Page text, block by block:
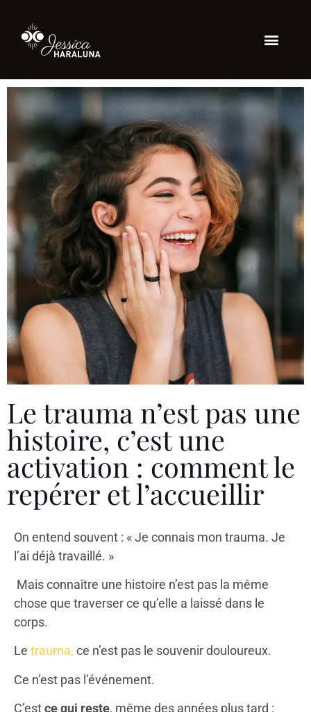
Le trauma n’est pas une
histoire, c’est une
activation : comment le
repérer et l’accueillir
On entend souvent : « Je connais mon trauma. Je
l’ai déjà travaillé. »
Mais connaître une histoire n’est pas la même
chose que traverser ce qu’elle a laissé dans le
corps.
Le trauma, ce n’est pas le souvenir douloureux.
Ce n’est pas l’événement.
C’estce qui reste, même des années plus tard :